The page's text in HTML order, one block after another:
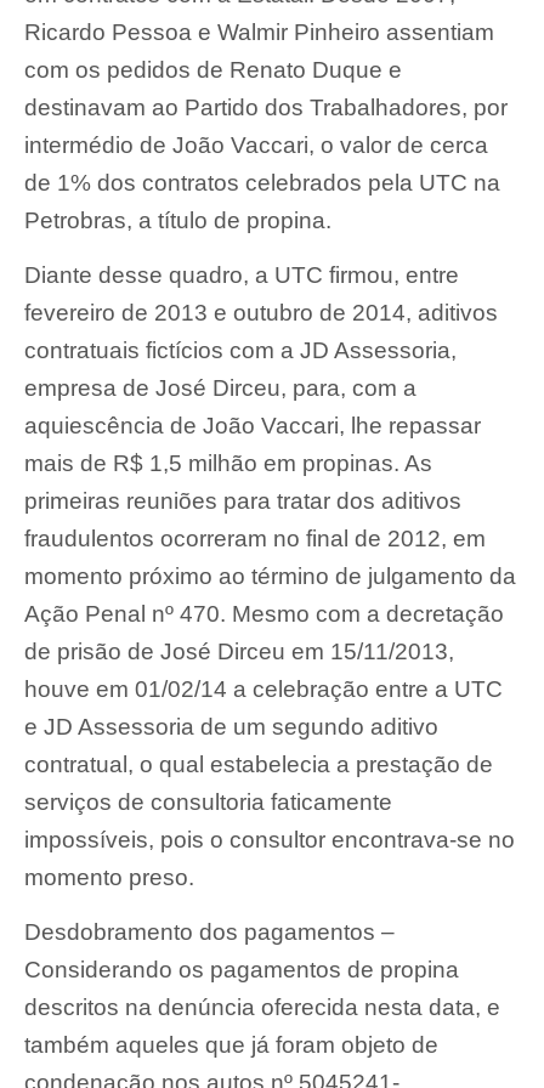
Ricardo Pessoa e Walmir Pinheiro assentiam
com os pedidos de Renato Duque e
destinavam ao Partido dos Trabalhadores, por
intermédio de João Vaccari, o valor de cerca
de 1% dos contratos celebrados pela UTC na
Petrobras, a título de propina.
Diante desse quadro, a UTC firmou, entre
fevereiro de 2013 e outubro de 2014, aditivos
contratuais fictícios com a JD Assessoria,
empresa de José Dirceu, para, com a
aquiescência de João Vaccari, lhe repassar
mais de R$ 1,5 milhão em propinas. As
primeiras reuniões para tratar dos aditivos
fraudulentos ocorreram no final de 2012, em
momento próximo ao término de julgamento da
Ação Penal nº 470. Mesmo com a decretação
de prisão de José Dirceu em 15/11/2013,
houve em 01/02/14 a celebração entre a UTC
e JD Assessoria de um segundo aditivo
contratual, o qual estabelecia a prestação de
serviços de consultoria faticamente
impossíveis, pois o consultor encontrava-se no
momento preso.
Desdobramento dos pagamentos –
Considerando os pagamentos de propina
descritos na denúncia oferecida nesta data, e
também aqueles que já foram objeto de
condenação nos autos nº 5045241-